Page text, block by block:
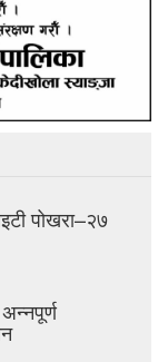
पोखरा–२७
अन्नपूर्ण